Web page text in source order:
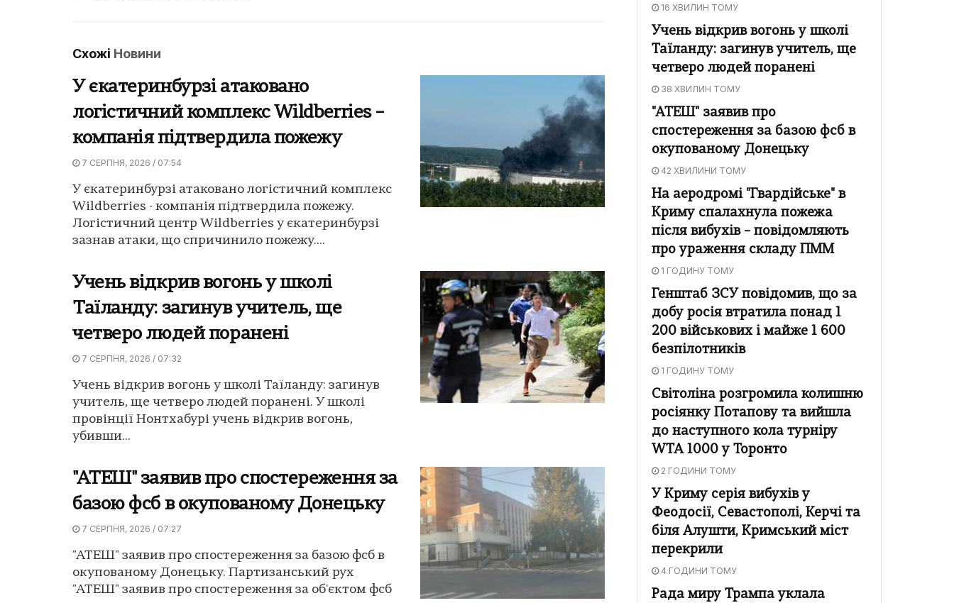
Схожі Новини
У єкатеринбурзі атаковано
логістичний комплекс Wildberries –
компанія підтвердила пожежу
7 СЕРПНЯ, 2026 / 07:54
У єкатеринбурзі атаковано логістичний комплекс
Wildberries - компанія підтвердила пожежу.
Логістичний центр Wildberries у єкатеринбурзі
зазнав атаки, що спричинило пожежу....
Учень відкрив вогонь у школі
Таїланду: загинув учитель, ще
четверо людей поранені
7 СЕРПНЯ, 2026 / 07:32
Учень відкрив вогонь у школі Таїланду: загинув
учитель, ще четверо людей поранені. У школі
провінції Нонтхабурі учень відкрив вогонь,
убивши...
"АТЕШ" заявив про спостереження за
базою фсб в окупованому Донецьку
7 СЕРПНЯ, 2026 / 07:27
"АТЕШ" заявив про спостереження за базою фсб в
окупованому Донецьку. Партизанський рух
"АТЕШ" заявив про спостереження за об'єктом фсб
16 ХВИЛИН ТОМУ
Учень відкрив вогонь у школі
Таїланду: загинув учитель, ще
четверо людей поранені
38 ХВИЛИН ТОМУ
"АТЕШ" заявив про
спостереження за базою фсб в
окупованому Донецьку
42 ХВИЛИНИ ТОМУ
На аеродромі "Гвардійське" в
Криму спалахнула пожежа
після вибухів – повідомляють
про ураження складу ПММ
1 ГОДИНУ ТОМУ
Генштаб ЗСУ повідомив, що за
добу росія втратила понад 1
200 військових і майже 1 600
безпілотників
1 ГОДИНУ ТОМУ
Світоліна розгромила колишню
росіянку Потапову та вийшла
до наступного кола турніру
WTA 1000 у Торонто
2 ГОДИНИ ТОМУ
У Криму серія вибухів у
Феодосії, Севастополі, Керчі та
біля Алушти, Кримський міст
перекрили
4 ГОДИНИ ТОМУ
Рада миру Трампа уклала